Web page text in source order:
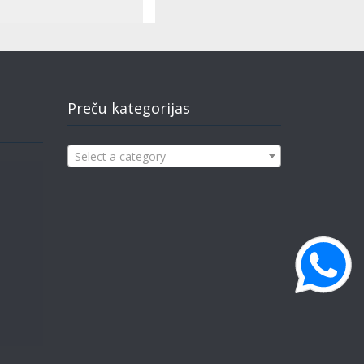
Preču kategorijas
Select a category